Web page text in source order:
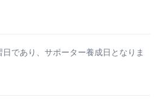
であり、サポーター養成日となりま